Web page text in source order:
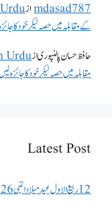
mdasad787از
کے مقابلہ میں حصہ لیکر خود کا
حافظ حسان پالنپوریاز
مقابلہ میں حصہ لیکر خود کا جائزہ
Latest Post
12 ربیع الاول عید میلاد النبی 2026: سیرت النبی، ولادتِ رسول صلی اللہ علیہ وسلم اور اہم معلومات